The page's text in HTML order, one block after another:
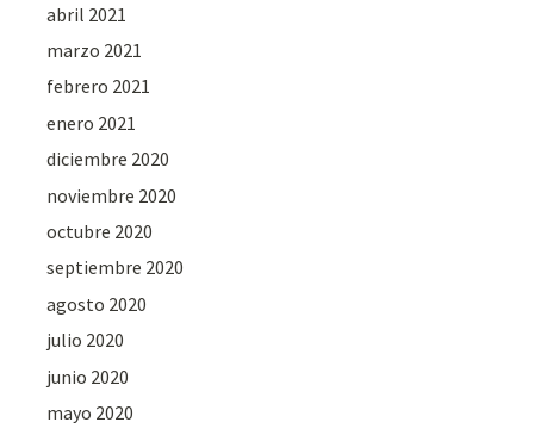
abril 2021
marzo 2021
febrero 2021
enero 2021
diciembre 2020
noviembre 2020
octubre 2020
septiembre 2020
agosto 2020
julio 2020
junio 2020
mayo 2020